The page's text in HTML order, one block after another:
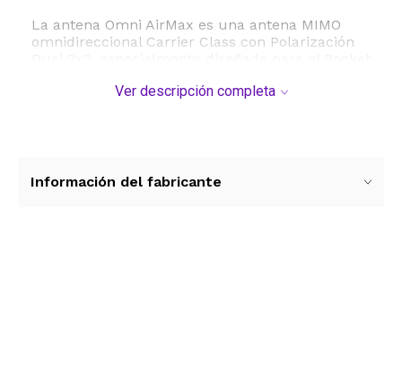
La antena Omni AirMax es una antena MIMO
omnidireccional Carrier Class con Polarización
una antena Omni AirMaxpara crear una estación
Ver descripción completa
Información del fabricante